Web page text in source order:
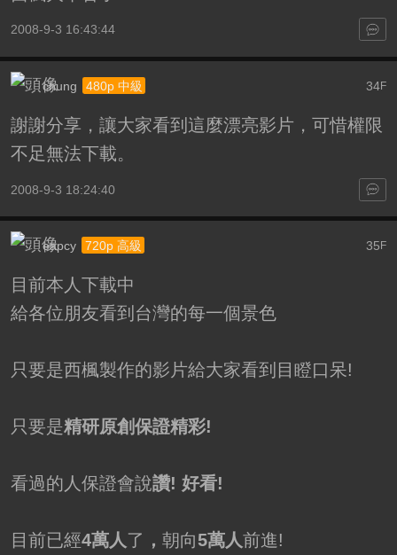
2008-9-3 16:43:44
34F
chung 480p 中級
謝謝分享，讓大家看到這麼漂亮影片，可惜權限
不足無法下載。
2008-9-3 18:24:40
35 F
eapcy 720p 高級
目前本人下載中
給各位朋友看到台灣的每一個景色
只要是西楓製作的影片給大家看到目瞪口呆!
只要是精研原創保證精彩!
看過的人保證會說讚! 好看!
目前已經4萬人 了 ， 朝向5萬人前進!